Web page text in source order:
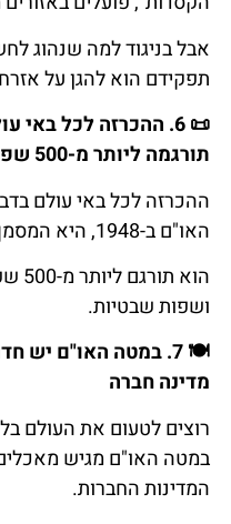
אבל בניגוד למה שנהוג
תפקידם הוא להגן על
📜
ההכרזהלכלבאי
תורגמהליותרמ-500
ההכרזה לכל באי עולם
האו"ם ב-1948, היא המסמך המתורגם ביותר בעולם.
ושפות שבטיות.
🍽️
במטה האו"ם יש
מדינהחברה
רוצים לטעום את העולם
המדינות החברות.